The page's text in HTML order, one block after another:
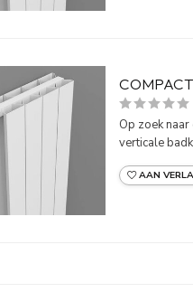
Op zoek
verticale
AAN